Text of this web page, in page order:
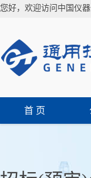
您好，欢迎访问中国仪
首 页